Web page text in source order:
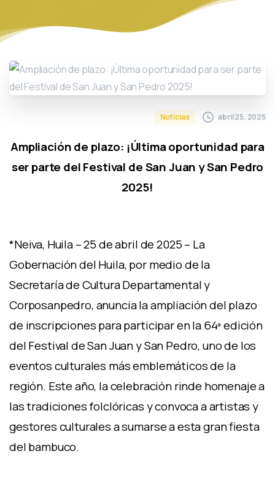
Noticias abril 25, 2025
Ampliación de plazo: ¡Última oportunidad para
ser parte del Festival de San Juan y San Pedro
2025!
*Neiva, Huila – 25 de abril de 2025 – La
Gobernación del Huila, por medio de la
Secretaría de Cultura Departamental y
Corposanpedro, anuncia la ampliación del plazo
de inscripciones para participar en la 64ª edición
del Festival de San Juan y San Pedro, uno de los
eventos culturales más emblemáticos de la
región. Este año, la celebración rinde homenaje a
las tradiciones folclóricas y convoca a artistas y
gestores culturales a sumarse a esta gran fiesta
del bambuco.